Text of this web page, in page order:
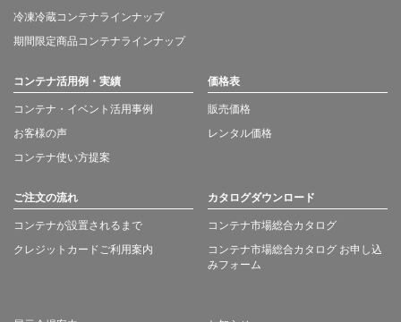
冷凍冷蔵コンテナラインナップ
期間限定商品コンテナラインナップ
コンテナ活用例・実績
コンテナ・イベント活用事例
お客様の声
コンテナ使い方提案
価格表
販売価格
レンタル価格
ご注文の流れ
コンテナが設置されるまで
クレジットカードご利用案内
カタログダウンロード
コンテナ市場総合カタログ
コンテナ市場総合カタログ お申し込
みフォーム